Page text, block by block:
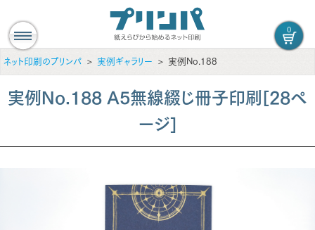
0
ネット印刷のプリンパ 実例ギャラリー 実例No.188
実例No.188 A5無線綴じ冊子印刷[28ペ
ージ]